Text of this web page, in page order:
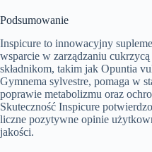
Podsumowanie
Inspicure to innowacyjny
wsparcie w zarządzaniu
składnikom, takim jak Opuntia
Gymnema sylvestre, pomaga w
poprawie metabolizmu oraz
Skuteczność Inspicure
liczne pozytywne opinie
jakości.